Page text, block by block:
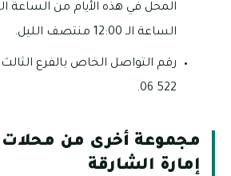
الساعة الـ 12:00 منتصف الليل.
522 06.
مجموعة أخرى من محلات
إمارة الشارقة